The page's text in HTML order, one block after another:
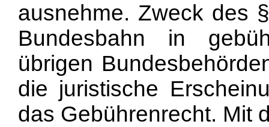
ausnehme. Zweck des
Bundesbahn in
übrigen
die juristische
das Gebührenrecht. Mit